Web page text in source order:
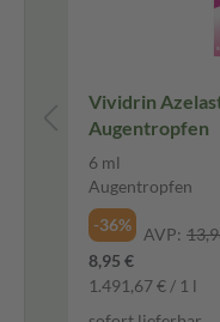
Vividrin
Augentropfen
6 ml
Augentropfen
-36%
AVP:
8,95 €
1.491,67 € / 1 l